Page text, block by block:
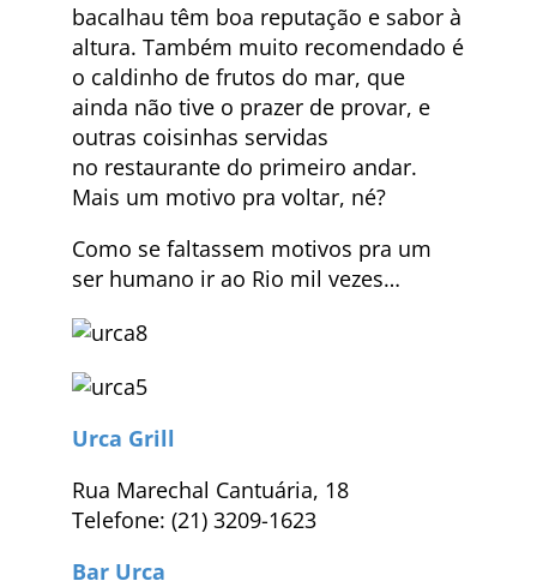
bacalhau têm boa reputação e sabor à
altura. Também muito recomendado é
o caldinho de frutos do mar, que
ainda não tive o prazer de provar, e
outras coisinhas servidas
no restaurante do primeiro andar.
Mais um motivo pra voltar, né?
Como se faltassem motivos pra um
ser humano ir ao Rio mil vezes…
Urca Grill
Rua Marechal Cantuária, 18
Telefone: (21) 3209-1623
Bar Urca